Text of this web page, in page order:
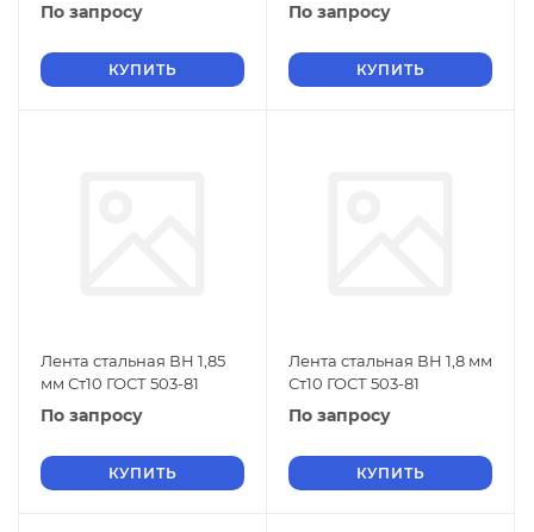
По запросу
КУПИТЬ
По запросу
КУПИТЬ
Лента стальная ВН 1,85
мм Ст10 ГОСТ 503-81
По запросу
КУПИТЬ
Лента стальная ВН 1,8 мм
Ст10 ГОСТ 503-81
По запросу
КУПИТЬ